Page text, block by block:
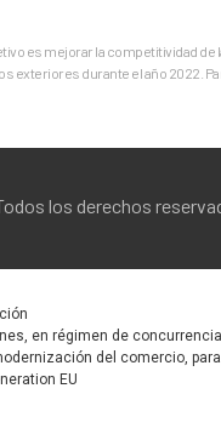
es mejorar la competitividad
durante el año 2022.
los derechos
en régimen de
del comercio,
EU